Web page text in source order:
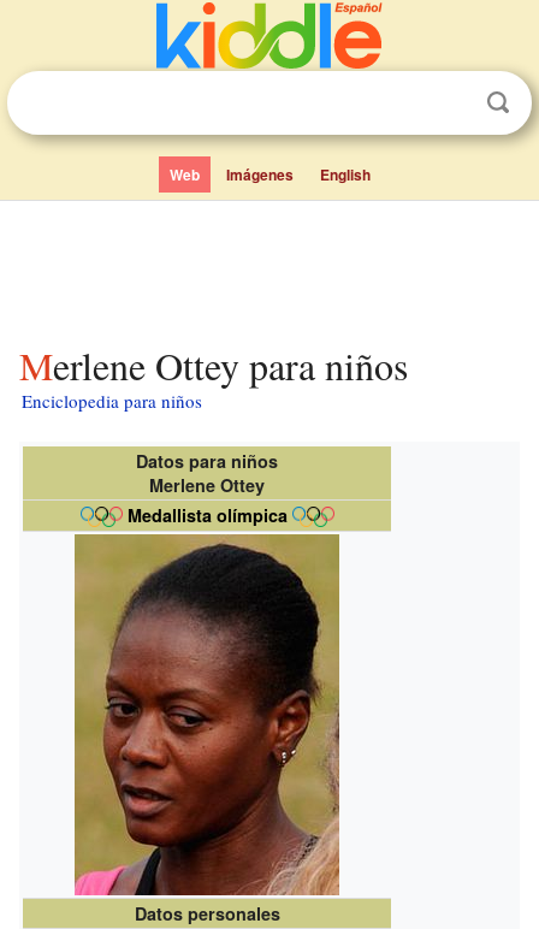
Web Imágenes English
Merlene Ottey para niños
Enciclopedia para niños
Datos para niños
Merlene Ottey
Medallista olímpica
Datos personales